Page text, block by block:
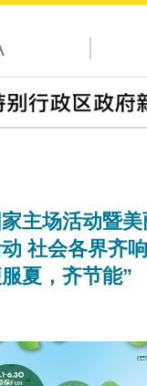
主场活动暨
社会各界齐
夏，齐节能”